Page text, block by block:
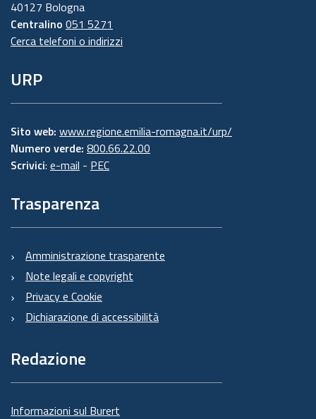
40127 Bologna
Centralino 051 5271
Cerca telefoni o indirizzi
URP
Sito web: www.regione.emilia-romagna.it/urp/
Numero verde: 800.66.22.00
Scrivici: e-mail - PEC
Trasparenza
Amministrazione trasparente
Note legali e copyright
Privacy e Cookie
Dichiarazione di accessibilità
Redazione
Informazioni sul Burert